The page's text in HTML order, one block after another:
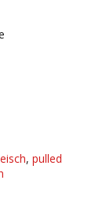
, pulled